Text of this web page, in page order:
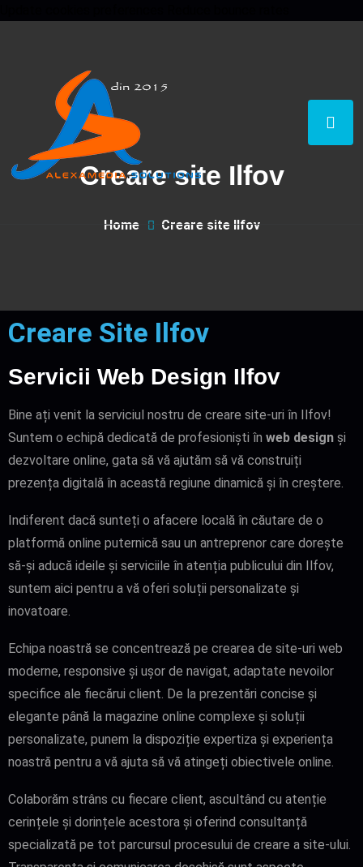
Creare site Ilfov
Home Creare site Ilfov
Creare Site Ilfov
Servicii Web Design Ilfov
Bine ați venit la serviciul nostru de creare site-uri în Ilfov!
Suntem o echipă dedicată de profesioniști în web design și
dezvoltare online, gata să vă ajutăm să vă construiți
prezența digitală în această regiune dinamică și în creștere.
Indiferent dacă sunteți o afacere locală în căutare de o
platformă online puternică sau un antreprenor care dorește
să-și aducă ideile și serviciile în atenția publicului din Ilfov,
suntem aici pentru a vă oferi soluții personalizate și
inovatoare.
Echipa noastră se concentrează pe crearea de site-uri web
moderne, responsive și ușor de navigat, adaptate nevoilor
specifice ale fiecărui client. De la prezentări concise și
elegante până la magazine online complexe și soluții
personalizate, punem la dispoziție expertiza și experiența
noastră pentru a vă ajuta să vă atingeți obiectivele online.
Colaborăm strâns cu fiecare client, ascultând cu atenție
cerințele și dorințele acestora și oferind consultanță
specializată pe tot parcursul procesului de creare a site-ului.